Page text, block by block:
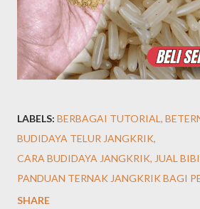
LABELS: BERBAGAI TUTORIAL
BUDIDAYA TELUR JANGKRIK
CARA BUDIDAYA JANGKRIK JUAL
PANDUAN TERNAK JANGKRIK BAGI
SHARE